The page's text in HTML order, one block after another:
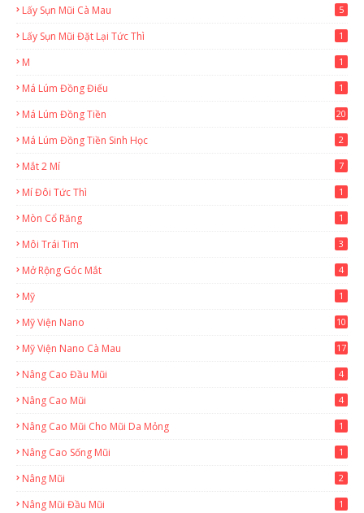
Lấy Sụn Mũi Cà Mau 5
Lấy Sụn Mũi Đặt Lại Tức Thì 1
M 1
Má Lúm Đồng Điếu 1
Má Lúm Đồng Tiền 20
Má Lúm Đồng Tiền Sinh Học 2
Mắt 2 Mí 7
Mí Đôi Tức Thì 1
Mòn Cổ Răng 1
Môi Trái Tim 3
Mở Rộng Góc Mắt 4
Mỹ 1
Mỹ Viện Nano 10
Mỹ Viện Nano Cà Mau
17
Nâng Cao Đầu Mũi 4
Nâng Cao Mũi 4
Nâng Cao Mũi Cho Mũi Da Mỏng 1
Nâng Cao Sống Mũi 1
Nâng Mũi 2
Nâng Mũi Đầu Mũi 1